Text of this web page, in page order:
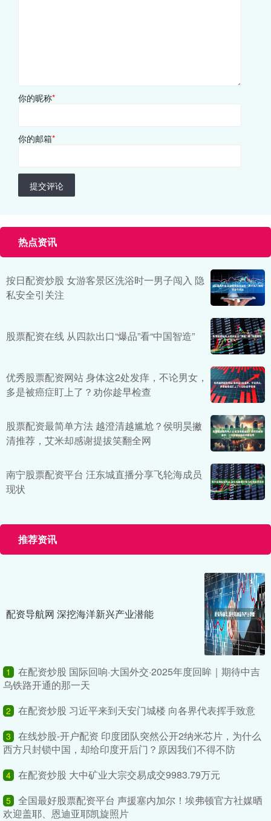
你的昵称*
你的邮箱*
提交评论
热点资讯
按日配资炒股 女游客景区洗浴时一男子闯入 隐
私安全引关注
股票配资在线 从四款出口“爆品”看“中国智造”
优秀股票配资网站 身体这2处发痒，不论男女，
多是被癌症盯上了？劝你趁早检查
股票配资最简单方法 越澄清越尴尬？侯明昊撇
清推荐，艾米却感谢提拔笑翻全网
南宁股票配资平台 汪东城直播分享飞轮海成员
现状
推荐资讯
配资导航网 深挖海洋新兴产业潜能
1
在配资炒股 国际回响·大国外交·2025年度回眸｜期待中吉
乌铁路开通的那一天
2 在配资炒股 习近平来到天安门城楼 向各界代表挥手致意
3
在线炒股-开户配资 印度团队突然公开2纳米芯片，为什么
西方只封锁中国，却给印度开后门？原因我们不得不防
4 在配资炒股 大中矿业大宗交易成交9983.79万元
5 全国最好股票配资平台 声援塞内加尔！埃弗顿官方社媒晒
欢迎盖耶、恩迪亚耶凯旋照片